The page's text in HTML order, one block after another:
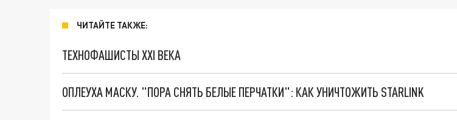
ЧИТАЙТЕ ТАКЖЕ:
ТЕХНОФАШИСТЫ XXI ВЕКА
ОПЛЕУХА МАСКУ. "ПОРА СНЯТЬ БЕЛЫЕ ПЕРЧАТКИ": КАК УНИЧТОЖИТЬ STARLINK